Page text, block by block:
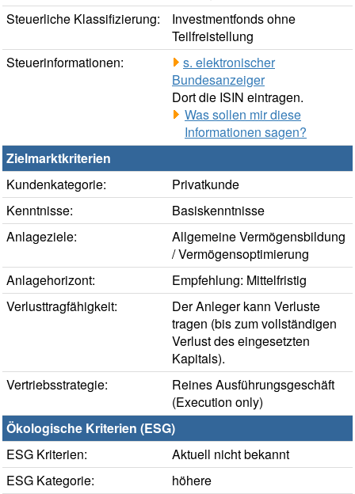
Steuerliche Klassifizierung:
Investmentfonds ohne
Teilfreistellung
Steuerinformationen:
s. elektronischer
Bundesanzeiger
Dort die ISIN eintragen.
Was sollen mir diese
Informationen sagen?
Zielmarktkriterien
Kundenkategorie:
Privatkunde
Kenntnisse:
Basiskenntnisse
Anlageziele:
Allgemeine Vermögensbildung
/ Vermögensoptimierung
Anlagehorizont:
Empfehlung: Mittelfristig
Verlusttragfähigkeit:
Der Anleger kann Verluste
tragen (bis zum vollständigen
Verlust des eingesetzten
Kapitals).
Vertriebsstrategie:
Reines Ausführungsgeschäft
(Execution only)
Ökologische Kriterien (ESG)
ESG Kriterien:
Aktuell nicht bekannt
ESG Kategorie:
höhere